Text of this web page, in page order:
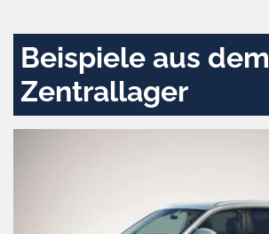
Beispiele aus dem
Zentrallager